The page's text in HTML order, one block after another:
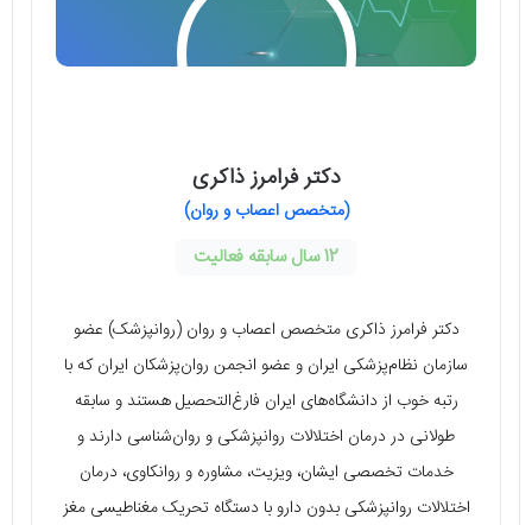
دکتر فرامرز ذاکری
(متخصص اعصاب و روان)
12 سال سابقه فعالیت
دکتر فرامرز ذاکری متخصص اعصاب و روان (روانپزشک) عضو
سازمان نظام‌پزشکی ایران و عضو انجمن روان‌پزشکان ایران که با
رتبه خوب از دانشگاه‌های ایران فارغ‌التحصیل هستند و سابقه
طولانی در درمان اختلالات روانپزشکی و روان‌شناسی دارند و
خدمات تخصصی ایشان، ویزیت، مشاوره و روانکاوی، درمان
اختلالات روانپزشکی بدون دارو با دستگاه تحریک مغناطیسی مغز